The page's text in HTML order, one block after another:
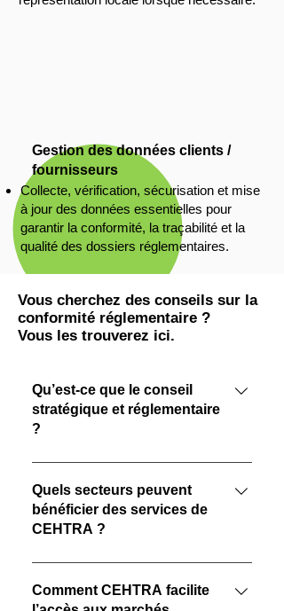
Gestion des données clients /
fournisseurs
Collecte, vérification, sécurisation et mise
à jour des données essentielles pour
garantir la conformité, la traçabilité et la
qualité des dossiers réglementaires.
Vous cherchez des conseils sur la
conformité réglementaire ?
Vous les trouverez ici.
Qu’est-ce que le conseil
stratégique et réglementaire
?
consiste à analyser le paysage
réglementaire, évaluer les risques de
conformité et définir des stratégies efficaces
Quels secteurs peuvent
bénéficier des services de
CEHTRA ?
chimie, des biocides, des cosmétiques, de la
Comment CEHTRA facilite